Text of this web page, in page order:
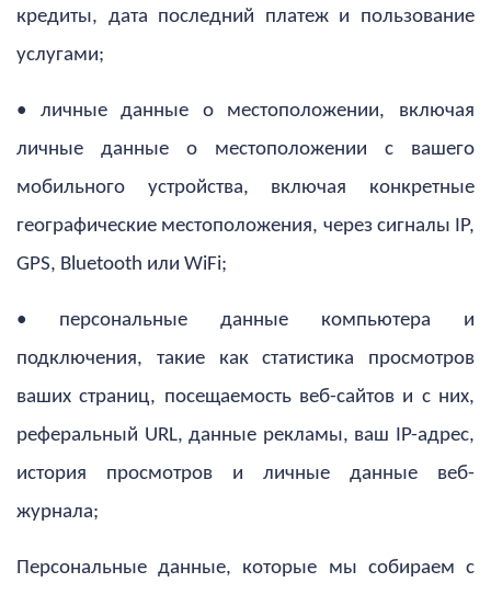
кредиты, дата последний платеж и пользование
услугами;
• личные данные о местоположении, включая
личные данные о местоположении с вашего
мобильного устройства, включая конкретные
географические местоположения, через сигналы IP,
GPS, Bluetooth или WiFi;
• персональные данные компьютера и
подключения, такие как статистика просмотров
ваших страниц, посещаемость веб-сайтов и с них,
реферальный URL, данные рекламы, ваш IP-адрес,
история просмотров и личные данные веб-
журнала;
Персональные данные, которые мы собираем с